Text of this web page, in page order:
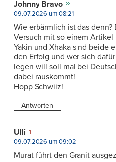
Johnny Bravo
09.07.2026 um 08:21
Wie erbärmlich ist das
Versuch mit so einem
Yakin und Xhaka sind beide
den Erfolg und wer sich
legen will soll mal bei
dabei rauskommt!
Hopp Schwiiz!
Antworten
Ulli
09.07.2026 um 09:02
Murat führt den Granit